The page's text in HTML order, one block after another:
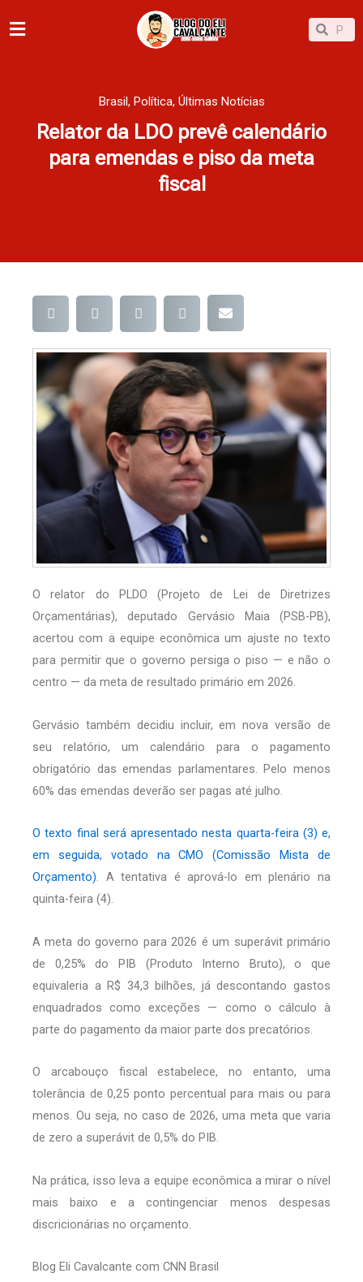
para
Pesquisar
Brasil, Política, Últimas Notícias
Relator da LDO prevê calendário
para emendas e piso da meta
fiscal
O relator do PLDO (Projeto de Lei de Diretrizes
Orçamentárias), deputado Gervásio Maia (PSB-PB),
acertou com a equipe econômica um ajuste no texto
para permitir que o governo persiga o piso — e não o
centro — da meta de resultado primário em 2026.
Gervásio também decidiu incluir, em nova versão de
seu relatório, um calendário para o pagamento
obrigatório das emendas parlamentares. Pelo menos
60% das emendas deverão ser pagas até julho.
O texto final será apresentado nesta quarta-feira (3) e,
em seguida, votado na CMO (Comissão Mista de
Orçamento). A tentativa é aprová-lo em plenário na
quinta-feira (4).
A meta do governo para 2026 é um superávit primário
de 0,25% do PIB (Produto Interno Bruto), o que
equivaleria a R$ 34,3 bilhões, já descontando gastos
enquadrados como exceções — como o cálculo à
parte do pagamento da maior parte dos precatórios.
O arcabouço fiscal estabelece, no entanto, uma
tolerância de 0,25 ponto percentual para mais ou para
menos. Ou seja, no caso de 2026, uma meta que varia
de zero a superávit de 0,5% do PIB.
Na prática, isso leva a equipe econômica a mirar o nível
mais baixo e a contingenciar menos despesas
discricionárias no orçamento.
Blog Eli Cavalcante com CNN Brasil